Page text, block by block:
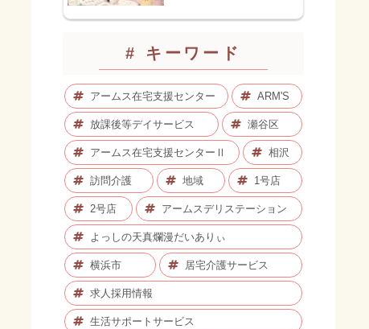
# キーワード
アームス在宅支援センター ARM'S
放課後等デイサービス 瀬谷区
アームス在宅支援センターⅡ 相沢
訪問介護 地域 1号店
2号店 アームスデリステーション
よっしの天真爛漫だいありぃ
横浜市 居宅介護サービス
求人採用情報
生活サポートサービス